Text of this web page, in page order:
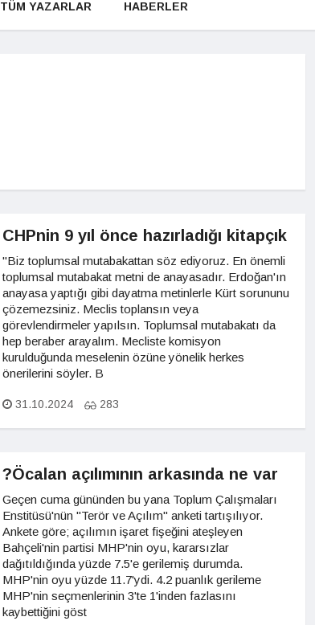
TÜM YAZARLAR HABERLER
CHPnin 9 yıl önce hazırladığı kitapçık
"Biz toplumsal mutabakattan söz ediyoruz. En önemli
toplumsal mutabakat metni de anayasadır. Erdoğan'ın
anayasa yaptığı gibi dayatma metinlerle Kürt sorununu
çözemezsiniz. Meclis toplansın veya
görevlendirmeler yapılsın. Toplumsal mutabakatı da
hep beraber arayalım. Mecliste komisyon
kurulduğunda meselenin özüne yönelik herkes
önerilerini söyler. B
31.10.2024 283
?Öcalan açılımının arkasında ne var
Geçen cuma gününden bu yana Toplum Çalışmaları
Enstitüsü'nün "Terör ve Açılım" anketi tartışılıyor.
Ankete göre; açılımın işaret fişeğini ateşleyen
Bahçeli'nin partisi MHP'nin oyu, kararsızlar
dağıtıldığında yüzde 7.5'e gerilemiş durumda.
MHP'nin oyu yüzde 11.7'ydi. 4.2 puanlık gerileme
MHP'nin seçmenlerinin 3'te 1'inden fazlasını
kaybettiğini göst